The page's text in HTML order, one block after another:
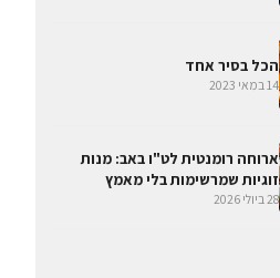
הכל בסיר אחד
14 במאי 2023
ארוחה רומנטית לט"ו באב: מנות
זוגיות שמרשימות בלי מאמץ
28 ביולי 2026